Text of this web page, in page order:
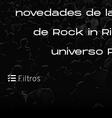
novedades de
de Rock in
universo
Filtros